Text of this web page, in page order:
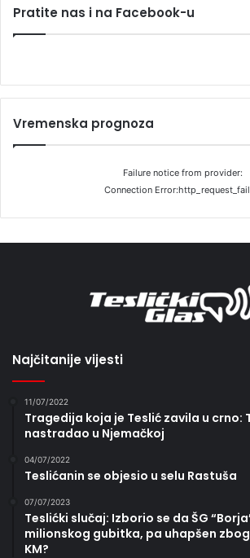
Pratite nas i na Facebook-u
Vremenska prognoza
Failure notice from provider:
Connection
Najčitanije vijesti
11/07/2022
Tragedija koja je Teslić zavila u crno:
nastradao u Njemačkoj
04/07/2022
Teslićanin se objesio u selu Rastuša
07/07/2023
Teslićki slučaj: Izborio se da ŠG
milionskog gubitka, pa uhapšen
KM?